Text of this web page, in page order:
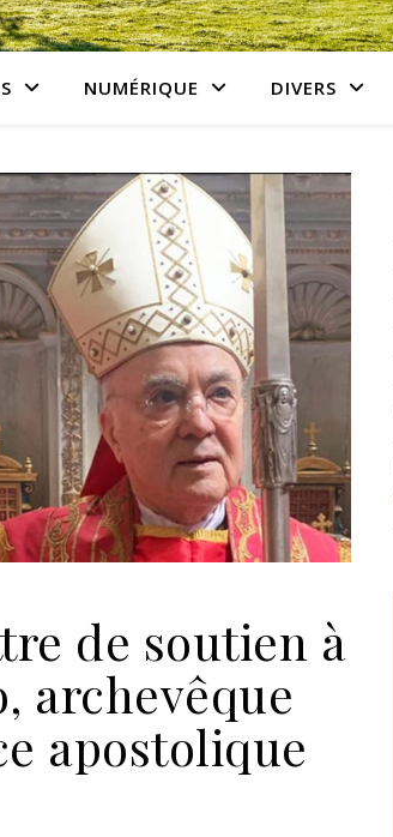
NUMÉRIQUE DIVERS
de soutien à
archevêque
apostolique